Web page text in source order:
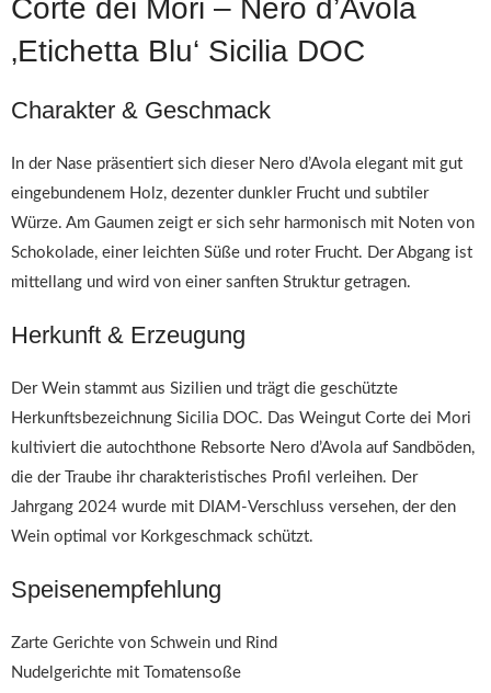
Corte dei Mori – Nero d’Avola
‚Etichetta Blu‘ Sicilia DOC
Charakter & Geschmack
In der Nase präsentiert sich dieser Nero d’Avola elegant mit gut
eingebundenem Holz, dezenter dunkler Frucht und subtiler
Würze. Am Gaumen zeigt er sich sehr harmonisch mit Noten von
Schokolade, einer leichten Süße und roter Frucht. Der Abgang ist
mittellang und wird von einer sanften Struktur getragen.
Herkunft & Erzeugung
Der Wein stammt aus Sizilien und trägt die geschützte
Herkunftsbezeichnung Sicilia DOC. Das Weingut Corte dei Mori
kultiviert die autochthone Rebsorte Nero d’Avola auf Sandböden,
die der Traube ihr charakteristisches Profil verleihen. Der
Jahrgang 2024 wurde mit DIAM-Verschluss versehen, der den
Wein optimal vor Korkgeschmack schützt.
Speisenempfehlung
Zarte Gerichte von Schwein und Rind
Nudelgerichte mit Tomatensoße